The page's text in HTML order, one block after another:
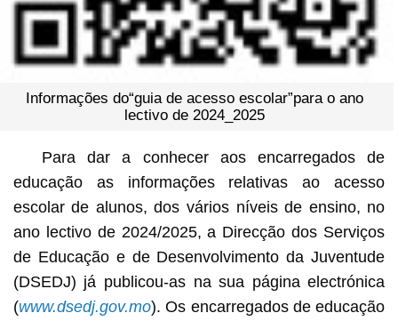
Informações do“guia de acesso escolar”para o ano
lectivo de 2024_2025
Para dar a conhecer aos encarregados de
educação as informações relativas ao acesso
escolar de alunos, dos vários níveis de ensino, no
ano lectivo de 2024/2025, a Direcção dos Serviços
de Educação e de Desenvolvimento da Juventude
(DSEDJ) já publicou-as na sua página electrónica
(www.dsedj.gov.mo). Os encarregados de educação